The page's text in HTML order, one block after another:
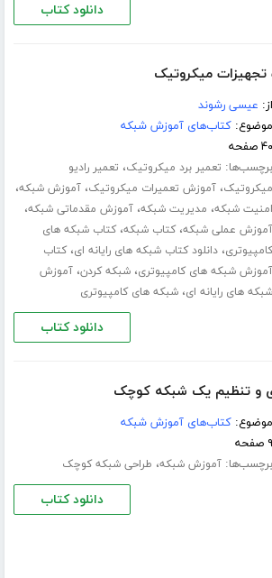
دانلود کتاب
تجهیزات میکروتیک
از: عیسی رشوند
موضوع:کتاب‌های آموزش شبکه
۴۰ صفحه
برچسب‌ها: تعمیر برد میکروتیک، تعمیر رادیو
میکروتیک،آموزش تعمیرات میکروتیک،آموزش شبکه،
امنیت شبکه، مدیریت شبکه،آموزش مقدماتی شبکه،
آموزش عملی شبکه،کتاب شبکه،کتاب شبکه های
کامپیوتری،دانلود کتاب شبکه های رایانه ای،کتاب
آموزش شبکه های کامپیوتری،شبکه کردن،آموزش
شبکه های رایانه ای،شبکه های کامپیوتری
دانلود کتاب
و تنظیم یک شبکه کوچک
موضوع:کتاب‌های آموزش شبکه
۹ صفحه
برچسب‌ها:آموزش شبکه، طراحی شبکه کوچک
دانلود کتاب